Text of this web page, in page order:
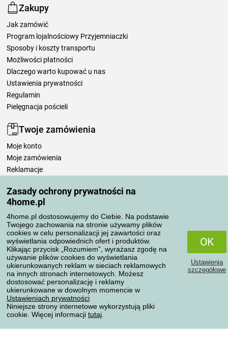
Zasady ochrony prywatności na
4home.pl
4home.pl dostosowujemy do Ciebie. Na podstawie
Twojego zachowania na stronie używamy plików
cookies w celu personalizacji jej zawartości oraz
wyświetlania odpowiednich ofert i produktów.
Klikając przycisk „Rozumiem”, wyrażasz zgodę na
używanie plików cookies do wyświetlania
ukierunkowanych reklam w sieciach reklamowych
na innych stronach internetowych. Możesz
dostosować personalizację i reklamy
ukierunkowane w dowolnym momencie w
Ustawieniach prywatności
Niniejsze strony internetowe wykorzystują pliki
cookie. Więcej informacji tutaj
OK
Ustawienia
szczegółowe
Zakupy
Jak zamówić
Program lojalnościowy Przyjemniaczki
Sposoby i koszty transportu
Możliwości płatności
Dlaczego warto kupować u nas
Ustawienia prywatności
Regulamin
Pielęgnacja pościeli
Twoje zamówienia
Moje konto
Moje zamówienia
Reklamacje
Zasady przetwarzania recenzji
Sposoby transportu
Metody płatności
Niezawodny sklep